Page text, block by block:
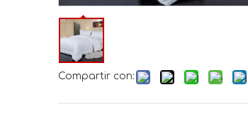
Compartir con: